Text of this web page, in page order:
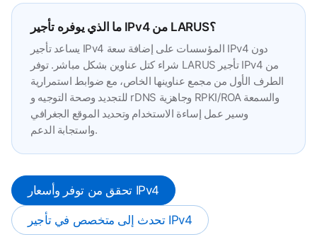
ما الذي يوفره تأجير IPv4 من LARUS؟
يساعد تأجير IPv4 المؤسسات على إضافة سعة IPv4 دون
شراء كتل عناوين بشكل مباشر. توفر LARUS تأجير IPv4 من
الطرف الأول من مجمع عناوينها الخاص، مع ضوابط استمرارية
للتجديد وصحة التوجيه و rDNS وجاهزية RPKI/ROA والسمعة
وسير عمل إساءة الاستخدام وتحديد الموقع الجغرافي
واستجابة الدعم.
تحقق من توفر وأسعار IPv4
تحدث إلى متخصص في تأجير IPv4